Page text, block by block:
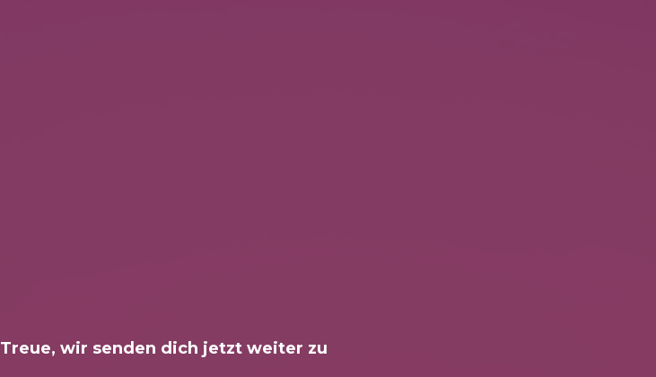
wir senden dich jetzt weiter zu